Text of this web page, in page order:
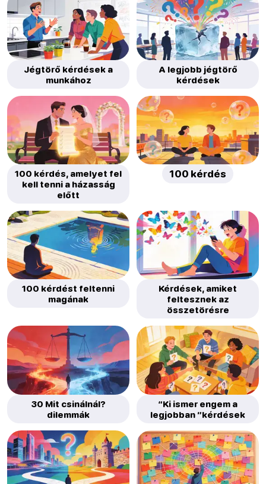
Jégtörő kérdések a
munkához
A legjobb jégtörő
kérdések
100 kérdés, amelyet fel
kell tenni a házasság
előtt
100 kérdés
100 kérdést feltenni
magának
Kérdések, amiket
feltesznek az
összetörésre
30 Mit csinálnál?
dilemmák
“Ki ismer engem a
legjobban ”kérdések